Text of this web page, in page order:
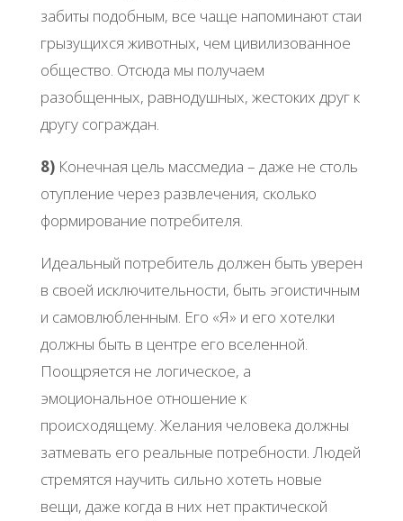
забиты подобным, все чаще напоминают стаи
грызущихся животных, чем цивилизованное
общество. Отсюда мы получаем
разобщенных, равнодушных, жестоких друг к
другу сограждан.
8)Конечная цель массмедиа – даже не столь
отупление через развлечения, сколько
формирование потребителя.
Идеальный потребитель должен быть уверен
в своей исключительности, быть эгоистичным
и самовлюбленным. Его «Я» и его хотелки
должны быть в центре его вселенной.
Поощряется не логическое, а
эмоциональное отношение к
происходящему. Желания человека должны
затмевать его реальные потребности. Людей
стремятся научить сильно хотеть новые
вещи, даже когда в них нет практической